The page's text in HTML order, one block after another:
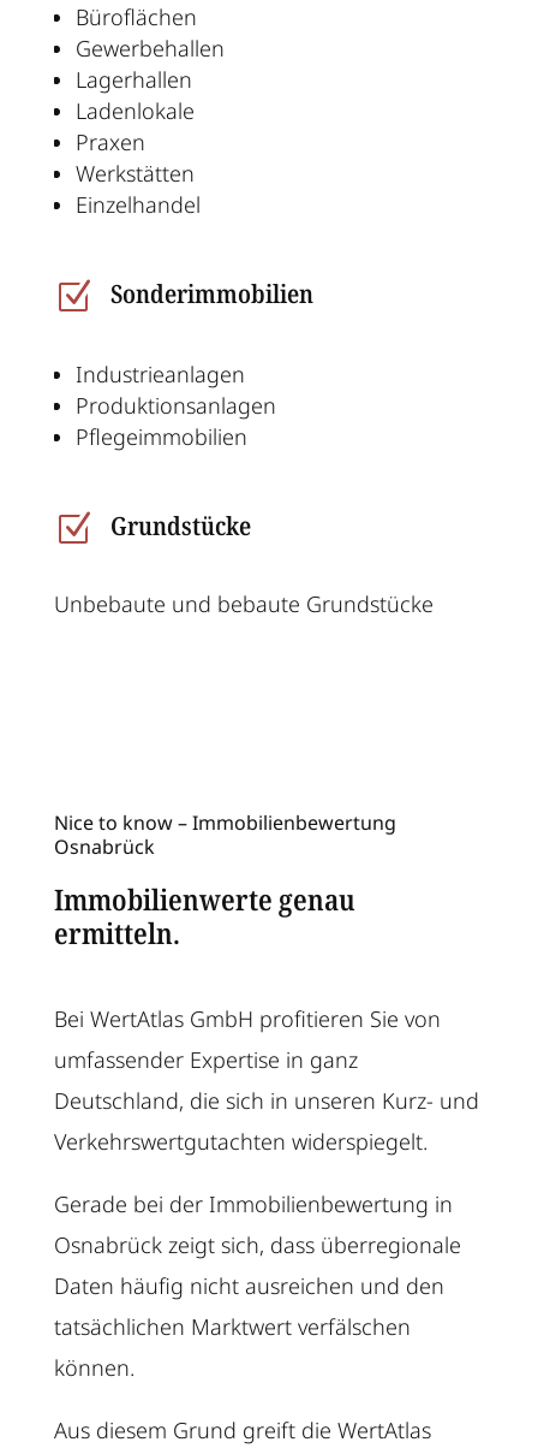
Büroflächen
Gewerbehallen
Lagerhallen
Ladenlokale
Praxen
Werkstätten
Einzelhandel
Z Sonderimmobilien
Industrieanlagen
Produktionsanlagen
Pflegeimmobilien
Z Grundstücke
Unbebaute und bebaute Grundstücke
Nice to know – Immobilienbewertung
Osnabrück
Immobilienwerte genau
ermitteln.
Bei WertAtlas GmbH profitieren Sie von
umfassender Expertise in ganz
Deutschland, die sich in unseren Kurz- und
Verkehrswertgutachten widerspiegelt.
Gerade bei der Immobilienbewertung in
Osnabrückzeigt sich, dass überregionale
Daten häufig nicht ausreichen und den
tatsächlichen Marktwert verfälschen
können.
Aus diesem Grund greift die WertAtlas